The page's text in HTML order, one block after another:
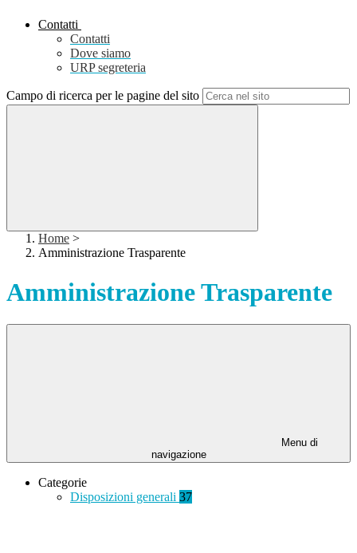
Contatti
Contatti
Dove siamo
URP segreteria
Campo di ricerca per le pagine del sito
Home >
Amministrazione Trasparente
Amministrazione Trasparente
Menu di
navigazione
Categorie
Disposizioni generali 37